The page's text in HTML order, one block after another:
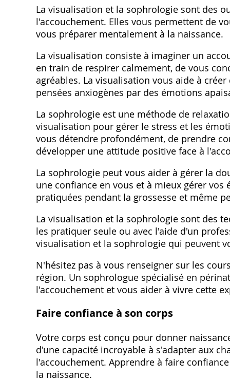
La visualisation et la sophrologie sont des
l'accouchement. Elles vous permettent de
vous préparer mentalement à la naissance.
La visualisation consiste à imaginer un
en train de respirer calmement, de vous
agréables. La visualisation vous aide à
pensées anxiogènes par des émotions
La sophrologie est une méthode de
visualisation pour gérer le stress et les
vous détendre profondément, de prendre
développer une attitude positive face à
La sophrologie peut vous aider à gérer la
une confiance en vous et à mieux gérer
pratiquées pendant la grossesse et même
La visualisation et la sophrologie sont des
les pratiquer seule ou avec l'aide d'un
visualisation et la sophrologie qui peuvent
N'hésitez pas à vous renseigner sur les
région. Un sophrologue spécialisé en
l'accouchement et vous aider à vivre cette
Faire confiance à son corps
Votre corps est conçu pour donner
d'une capacité incroyable à s'adapter aux
l'accouchement. Apprendre à faire
la naissance.